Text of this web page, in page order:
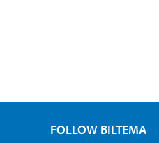
FOLLOW BILTEMA